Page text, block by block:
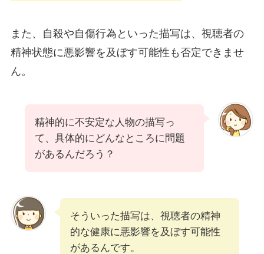
また、自殺や自傷行為といった描写は、視聴者の
精神状態に悪影響を及ぼす可能性も否定できませ
ん。
精神的に不安定な人物の描写っ
て、具体的にどんなところに問題
があるんだろう？
そういった描写は、視聴者の精神
的な健康に悪影響を及ぼす可能性
があるんです。